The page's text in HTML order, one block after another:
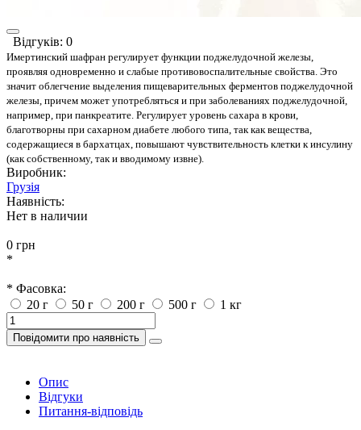
Відгуків: 0
Имертинский шафран регулирует функции поджелудочной железы,
проявляя одновременно и слабые противовоспалительные свойства. Это
значит облегчение выделения пищеварительных ферментов поджелудочной
железы, причем может употребляться и при заболеваниях поджелудочной,
например, при панкреатите. Регулирует уровень сахара в крови,
благотворны при сахарном диабете любого типа, так как вещества,
содержащиеся в бархатцах, повышают чувствительность клетки к инсулину
(как собственному, так и вводимому извне).
Виробник:
Грузія
Наявність:
Нет в наличии
0 грн
*
* Фасовка:
20 г
50 г 200 г 500 г 1 кг
Повідомити про наявність
Опис
Відгуки
Питання-відповідь